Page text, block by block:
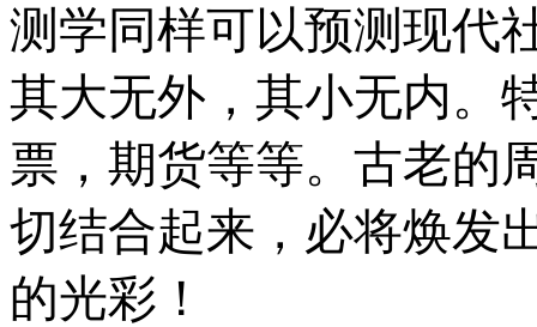
测学同样可以预测现代
其大无外，其小无内。
票，期货等等。古老的
切结合起来，必将焕发
的光彩！